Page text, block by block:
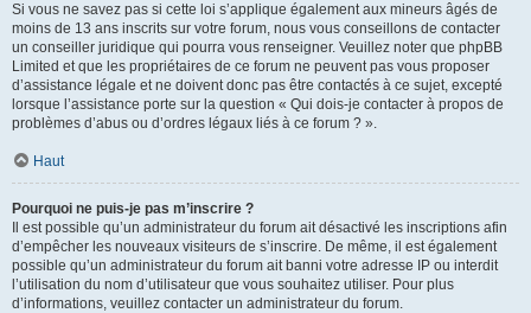
Si vous ne savez pas si cette loi s’applique également aux mineurs âgés de
moins de 13 ans inscrits sur votre forum, nous vous conseillons de contacter
un conseiller juridique qui pourra vous renseigner. Veuillez noter que phpBB
Limited et que les propriétaires de ce forum ne peuvent pas vous proposer
d’assistance légale et ne doivent donc pas être contactés à ce sujet, excepté
lorsque l’assistance porte sur la question « Qui dois-je contacter à propos de
problèmes d’abus ou d’ordres légaux liés à ce forum ? ».
Haut
Pourquoi ne puis-je pas m’inscrire ?
Il est possible qu’un administrateur du forum ait désactivé les inscriptions afin
d’empêcher les nouveaux visiteurs de s’inscrire. De même, il est également
possible qu’un administrateur du forum ait banni votre adresse IP ou interdit
l’utilisation du nom d’utilisateur que vous souhaitez utiliser. Pour plus
d’informations, veuillez contacter un administrateur du forum.